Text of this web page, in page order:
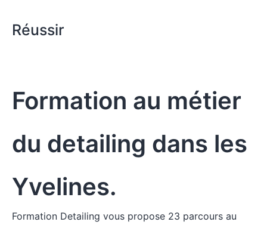
Réussir
Formation au métier
du detailing dans les
Yvelines.
Formation Detailing vous propose 23 parcours au